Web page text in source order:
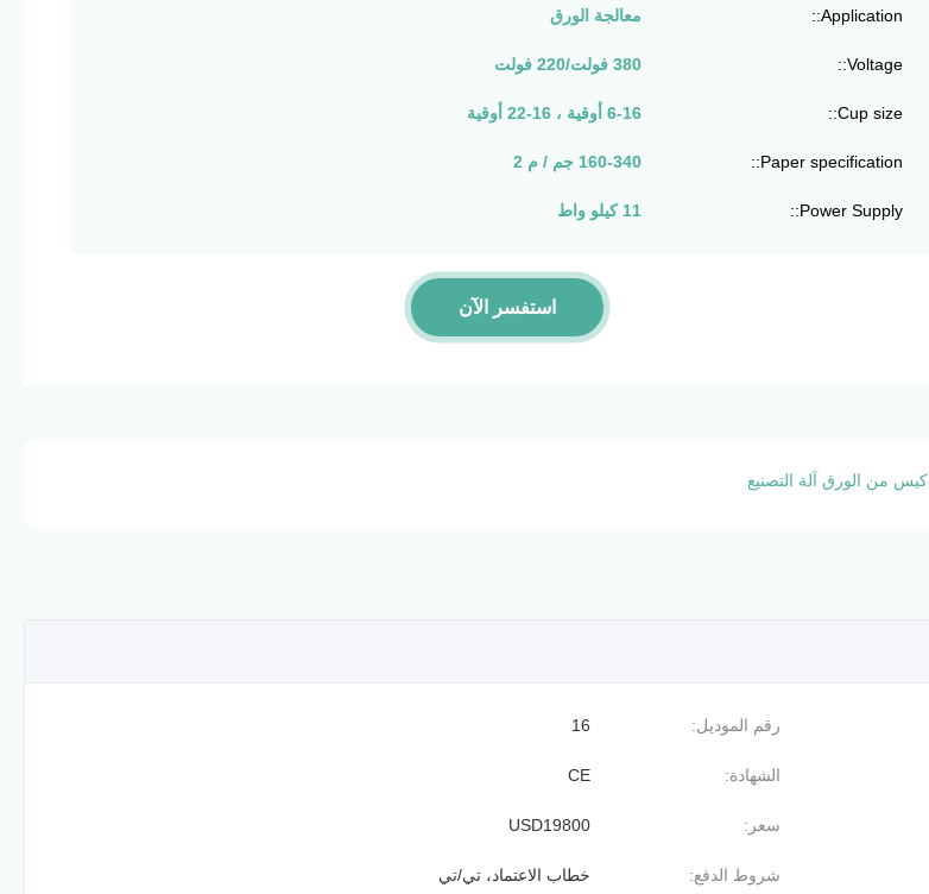
Application:: معالجة الورق
Voltage:: 380 فولت/220 فولت
Cup size:: 6-16 أوقية ، 16-22 أوقية
Paper specification:: 160-340 جم / م 2
Power Supply:: 11 كيلو واط
استفسر الآن
كيس من الورق آلة التصنيع
رقم الموديل: 16
الشهادة: CE
سعر: USD19800
شروط الدفع: خطاب الاعتماد، تي/تي